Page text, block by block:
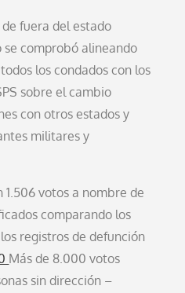
de fuera del estado
se comprobó alineando
los condados con los
sobre el cambio
con otros estados y
militares y
votos a nombre de
comparando los
registros de defunción
Más de 8.000 votos
sin dirección –